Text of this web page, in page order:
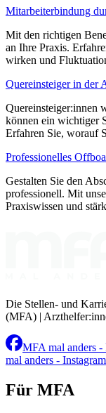
Mitarbeiterbindung
Mit den richtigen
an Ihre Praxis.
wirken und
Quereinsteiger in der
Quereinsteiger:innen
können ein wichtiger
Erfahren Sie, worauf
Professionelles
Gestalten Sie den
professionell. Mit
Praxiswissen und
Die Stellen- und
(MFA) |
MFA mal anders -
mal anders - Instagram
Für MFA